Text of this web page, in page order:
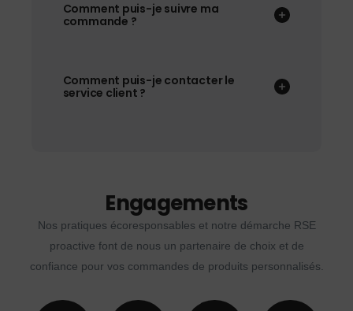
Comment puis-je suivre ma
commande ?
Comment puis-je contacter le
service client ?
Engagements
Nos pratiques écoresponsables et notre démarche RSE
proactive font de nous un partenaire de choix et de
confiance pour vos commandes de produits personnalisés.